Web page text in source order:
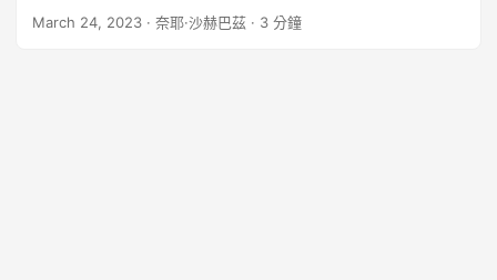
外觀的水印到您的 Excel 文檔，賦予它們獨特的觸感，同時保
March 24, 2023 · 奈耶·沙赫巴茲 · 3 分鐘